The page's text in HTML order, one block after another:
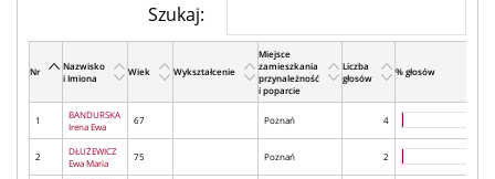
Szukaj:
Nr
Nazwisko
i Imiona
Wiek Wykształcenie
Miejsce
zamieszkania
przynależność
i poparcie
Liczba
głosów
% głosów
1
BANDURSKA
Irena Ewa
67 Poznań 4
2
DŁUŻEWICZ
Ewa Maria
75 Poznań 2